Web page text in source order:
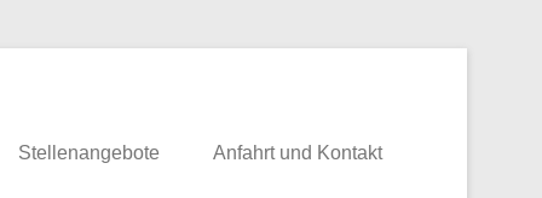
Stellenangebote Anfahrt und Kontakt